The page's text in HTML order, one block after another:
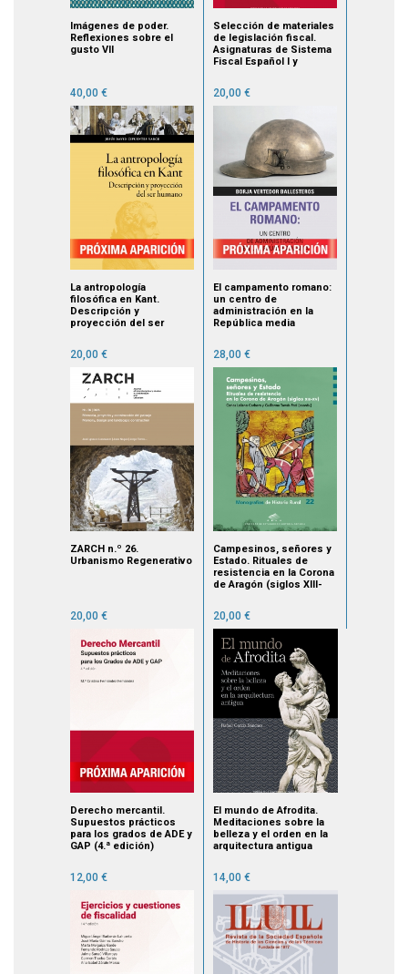
Imágenes de poder.
Reflexiones sobre el
gusto VII
40,00 €
Selección de materiales
de legislación fiscal.
Asignaturas de Sistema
Fiscal Español I y
20,00 €
La antropología
filosófica en Kant.
Descripción y
proyección del ser
20,00 €
ZARCH n.º 26.
Urbanismo Regenerativo
20,00 €
El campamento romano:
un centro de
administración en la
República media
28,00 €
Campesinos, señores y
Estado. Rituales de
resistencia en la Corona
de Aragón (siglos XIII-
20,00 €
Derecho mercantil.
Supuestos prácticos
para los grados de ADE y
GAP (4.ª edición)
12,00 €
El mundo de Afrodita.
Meditaciones sobre la
belleza y el orden en la
arquitectura antigua
14,00 €